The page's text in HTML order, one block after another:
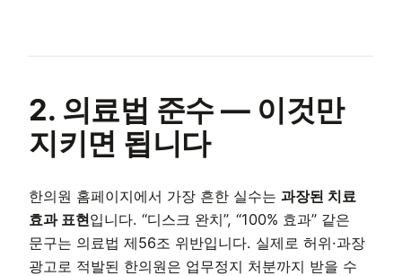
2. 의료법 준수 — 이것만
지키면 됩니다
한의원 홈페이지에서 가장 흔한 실수는 과장된 치료
효과 표현입니다. “디스크 완치”, “100% 효과” 같은
문구는 의료법 제56조 위반입니다. 실제로 허위·과장
광고로 적발된 한의원은 업무정지 처분까지 받을 수